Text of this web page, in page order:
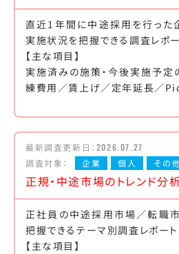
直近1年間に中途採用を行った
実施状況を把握できる調査レポ
【主な項目】
実施済みの施策・今後実施予定
練費用／賃上げ／定年延長／
最新調査更新日： 2026.07.27
調査対象：
企業 個人 その
正規・中途市場のトレンド分
正社員の中途採用市場／転職市
把握できるテーマ別調査レポート
【主な項目】